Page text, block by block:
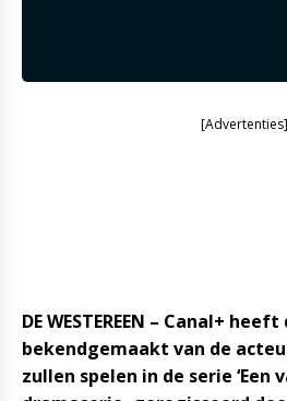
[Advertenties]
DE WESTEREEN – Canal+
bekendgemaakt van de
zullen spelen in de serie ‘Een